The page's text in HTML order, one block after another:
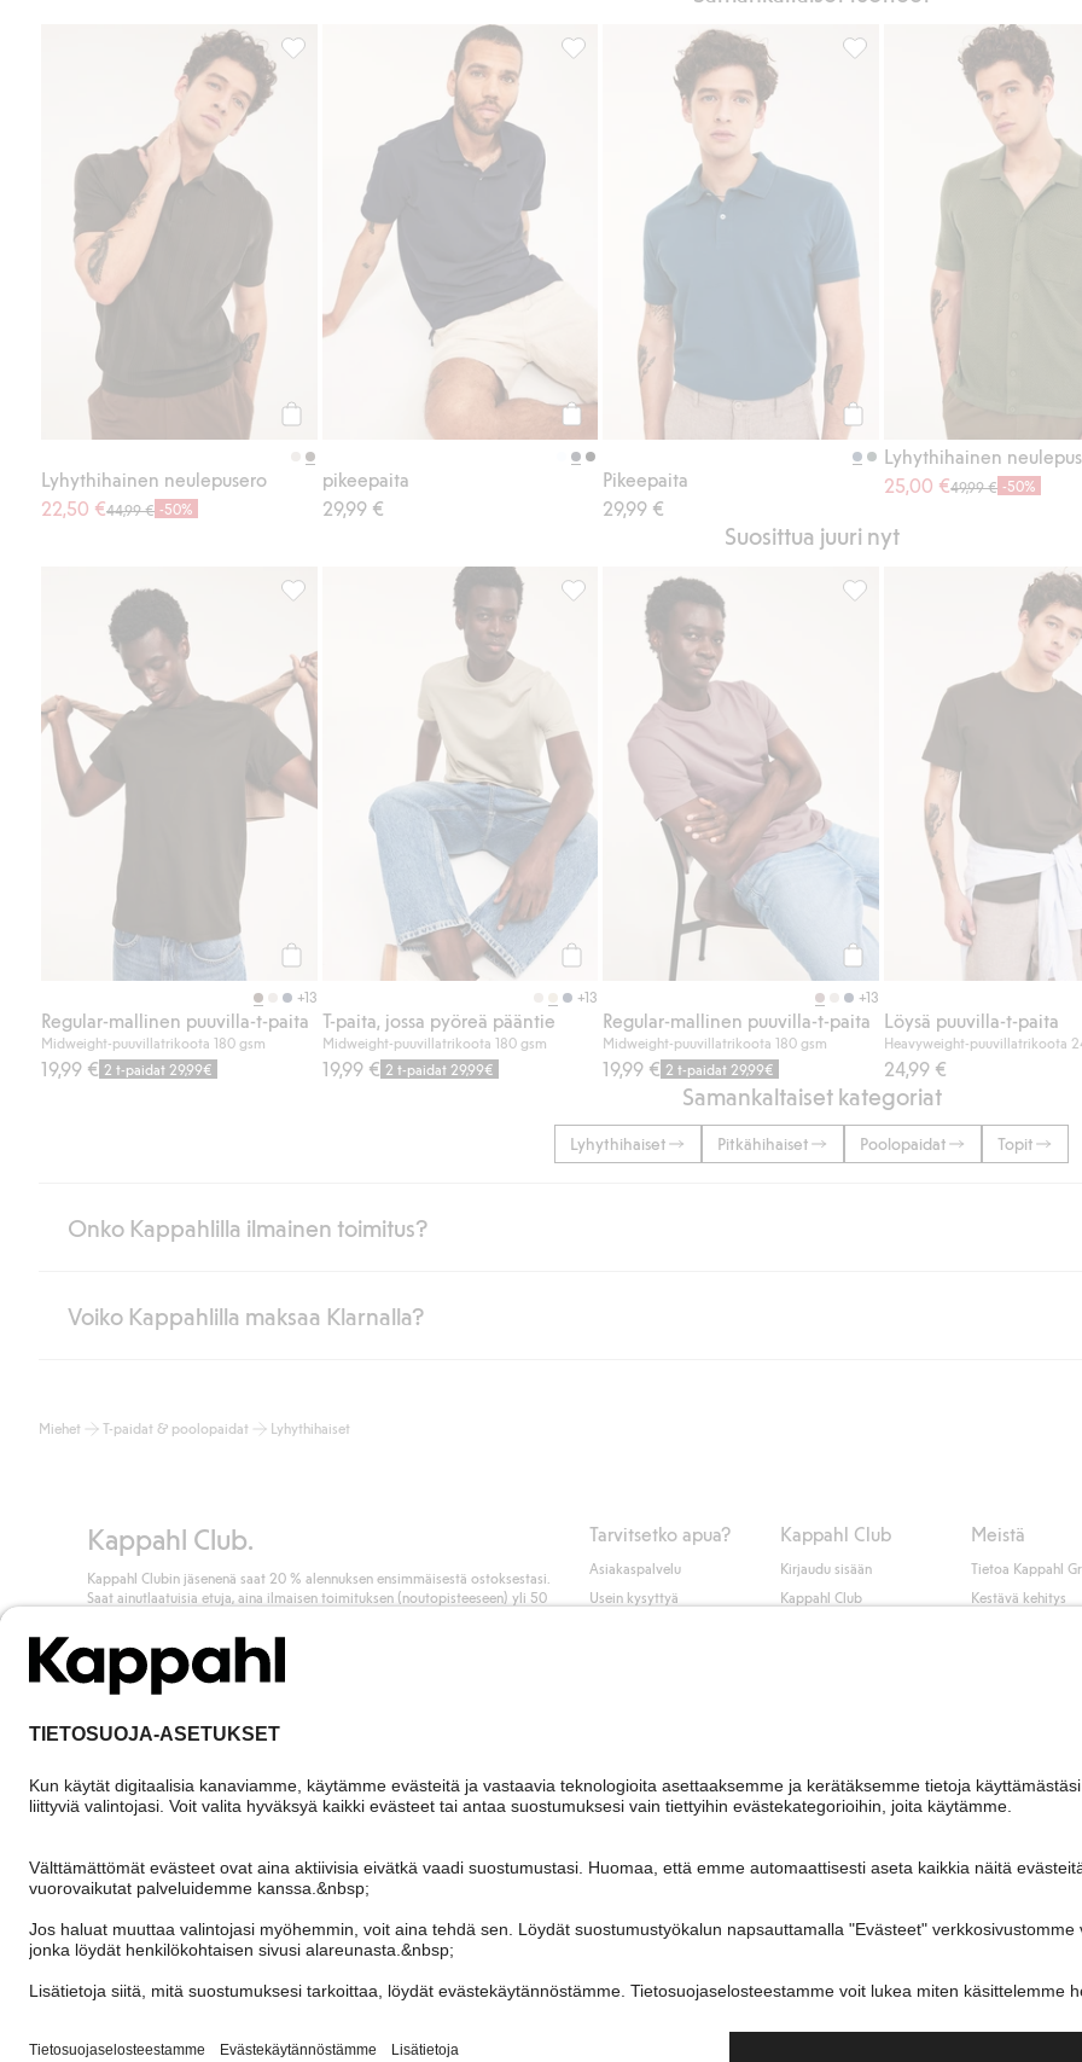
Lyhythihainen neulepusero
22,50 €44,99 € -50%
Lyhythihainen neulepusero, Lisää suosikkeihin
Osta
pikeepaita
29,99 €
pikeepaita, Lisää suosikkeihin
Osta
Pikeepaita
29,99 €
Pikeepaita, Lisää suosikkeihin
Lyhythihainen
25,00 €49,99 € -50%
Suosittua juuri nyt
+13
Regular-mallinen puuvilla-t-paita
Midweight-puuvillatrikoota 180 gsm
19,99 € 2 t-paidat 29,99€
Regular-mallinen puuvilla-t-paita, Lisää suosikkeihin
+13
T-paita, jossa pyöreä pääntie
Midweight-puuvillatrikoota 180 gsm
19,99 € 2 t-paidat 29,99€
T-paita, jossa pyöreä pääntie, Lisää suosikkeihin
Osta
+13
Regular-mallinen puuvilla-t-paita
Midweight-puuvillatrikoota 180 gsm
19,99 € 2 t-paidat 29,99€
Regular-mallinen puuvilla-t-
Löysä puuvilla-t-paita
Heavyweight-puuvillatrikoota
24,99 €
Samankaltaiset kategoriat
Lyhythihaiset Pitkähihaiset Poolopaidat Topit
Onko Kappahlilla ilmainen toimitus?
Jos olet Kappahl Clubin jäsen, saat aina ilmaisen toimituksen myymälään tai yli 50 euron ostoksiin, kun valitset toimituksen noutopisteeseen
Voiko Kappahlilla maksaa Klarnalla?
Klikkaamalla “Maksa tilaus” hyväksyt Kappahlin yleiset ehdot.
Miehet T-paidat & poolopaidat Lyhythihaiset
Kappahl Club.
Kappahl Clubin jäsenenä saat 20 % alennuksen ensimmäisestä ostoksestasi.
Saat ainutlaatuisia etuja, aina ilmaisen toimituksen (noutopisteeseen) yli 50
Liity jäseneksi
Tarvitsetko apua?
Asiakaspalvelu
Usein kysyttyä
Peru ostoksesi
Kappahl Club
Kirjaudu sisään
Kappahl Club
Meistä
Tietoa Kappahl
Kestävä kehitys
Finland Vaihda maata
Cookies